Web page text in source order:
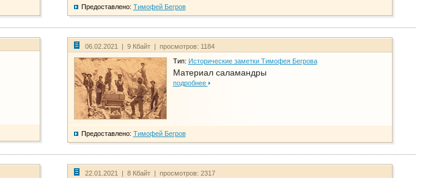
Предоставлено: Тимофей Бегров
06.02.2021 | 9 Кбайт | просмотров: 1184
Тип: Исторические заметки Тимофея Бегрова
Материал саламандры
подробнее
Предоставлено: Тимофей Бегров
22.01.2021 | 8 Кбайт | просмотров: 2317